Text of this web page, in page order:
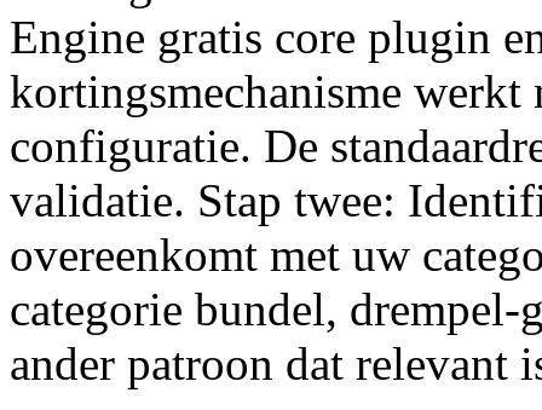
Engine gratis core plugin
kortingsmechanisme werkt
configuratie. De
validatie. Stap twee:
overeenkomt met uw
categorie bundel, drempel-
ander patroon dat relevant